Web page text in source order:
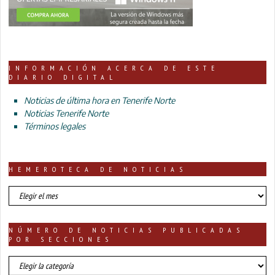
INFORMACIÓN ACERCA DE ESTE
DIARIO DIGITAL
Noticias de última hora en Tenerife Norte
Noticias Tenerife Norte
Términos legales
HEMEROTECA DE NOTICIAS
HEMEROTECA
DE
NÚMERO DE NOTICIAS PUBLICADAS
POR SECCIONES
número